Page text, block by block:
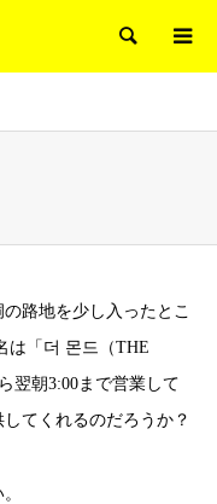
検索
路地を少し入ったとこ
は「더 몬드（THE
翌朝3:00まで営業して
てくれるのだろうか？